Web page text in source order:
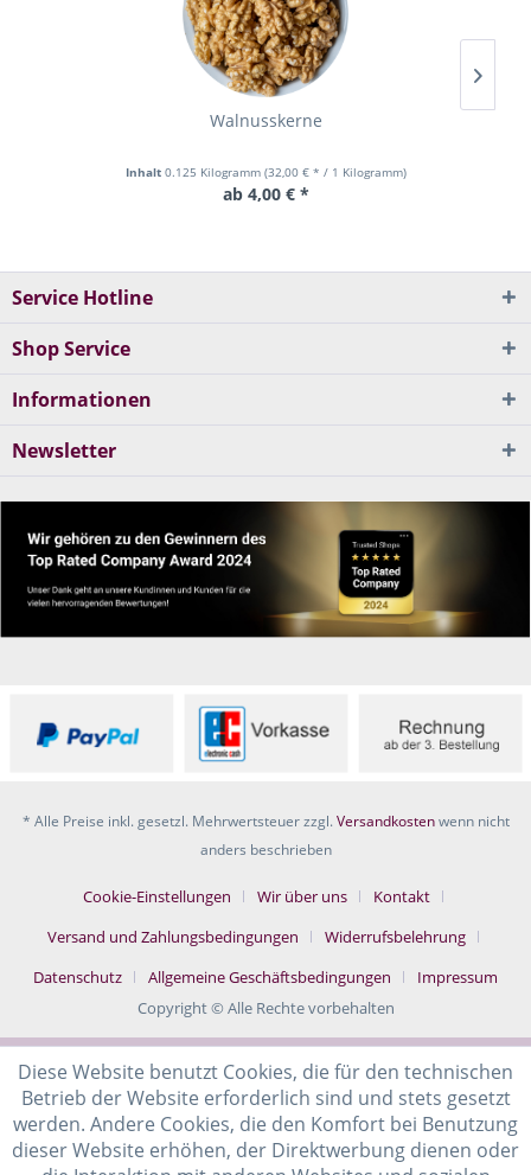
Walnusskerne
Inhalt 0.125 Kilogramm (32,00 € * / 1 Kilogramm)
ab 4,00 € *
Service Hotline
Shop Service
Informationen
Newsletter
* Alle Preise inkl. gesetzl. Mehrwertsteuer zzgl.Versandkostenwenn nicht
anders beschrieben
Cookie-Einstellungen Wir über uns
Kontakt
Versand und Zahlungsbedingungen
Widerrufsbelehrung
Datenschutz
Allgemeine Geschäftsbedingungen
Impressum
Copyright © Alle Rechte vorbehalten
Diese Website benutzt Cookies, die für den technischen
Betrieb der Website erforderlich sind und stets gesetzt
werden. Andere Cookies, die den Komfort bei Benutzung
dieser Website erhöhen, der Direktwerbung dienen oder